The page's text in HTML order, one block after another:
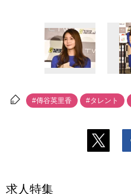
#傳谷英里香 #タレント
求人特集